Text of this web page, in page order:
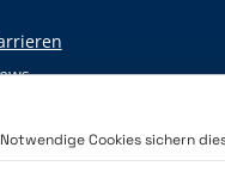
Cookies sichern